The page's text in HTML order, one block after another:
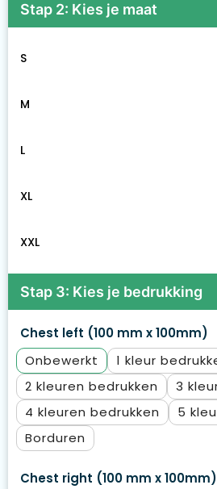
Stap 2: Kies je maat
S
M
L
XL
XXL
Stap 3: Kies je bedrukking
Chest left (100 mm x 100mm)
Onbewerkt
1
2
3
4
5
Borduren
Chest right (100 mm x 100mm)